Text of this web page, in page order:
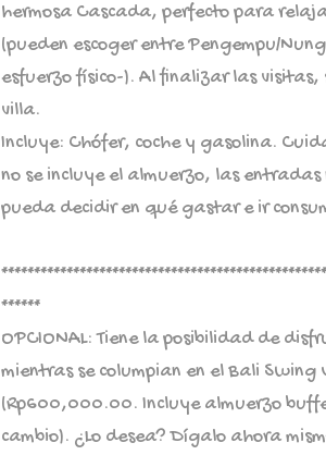
hermosa Cascada, perfecto para
(pueden escoger entre Pengempu/
esfuerzo físico-). Al finalizar las
villa.
Incluye: Chófer, coche y gasolina.
no se incluye el almuerzo, las
pueda decidir en qué gastar e ir
******
OPCIONAL: Tiene la posibilidad de
mientras se columpian en el Bali Swing
(Rp600,000.00. Incluye almuerzo
cambio). ¿Lo desea? Dígalo ahora